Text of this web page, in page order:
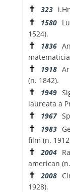
✝ 323
✝ 1580
1524).
✝ 1836
✝ 1918
(n. 1842).
✝ 1949
laureata a
✝ 1967
✝ 1983
film (n.
✝ 2004
american
✝ 2008
1928).